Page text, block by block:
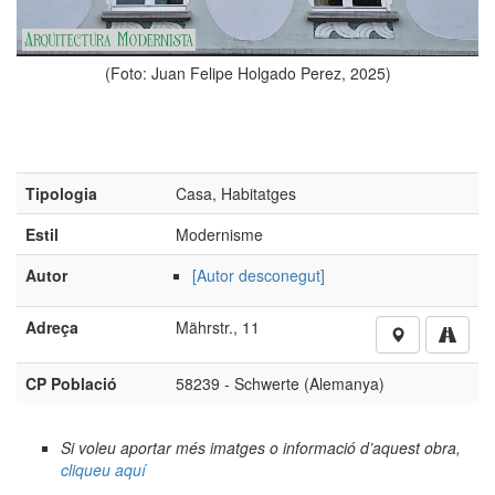
Felipe Holgado Perez, 2025)
Tipologia
Casa, Habitatges
Autor
[Autor desconegut]
Adreça Mährstr., 11
CP Població 58239 - Schwerte (Alemanya)